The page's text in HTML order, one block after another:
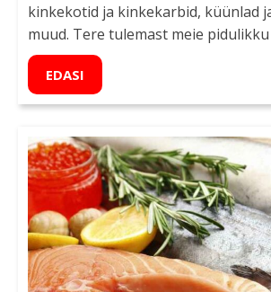
kinkekotid ja kinkekarbid, küünlad
muud. Tere tulemast meie pidulikku
EDASI